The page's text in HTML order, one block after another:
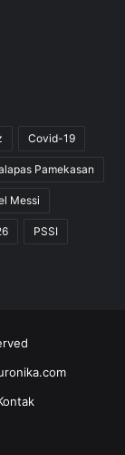
Covid-19
Pamekasan
Messi
PSSI